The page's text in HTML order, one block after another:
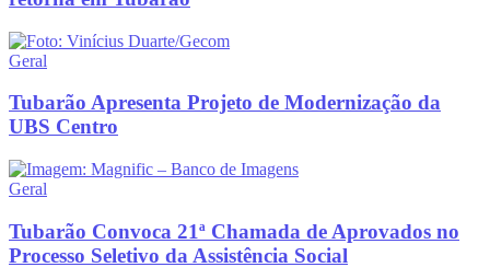
Geral
Tubarão Apresenta Projeto de Modernização da
UBS Centro
Geral
Tubarão Convoca 21ª Chamada de Aprovados no
Processo Seletivo da Assistência Social